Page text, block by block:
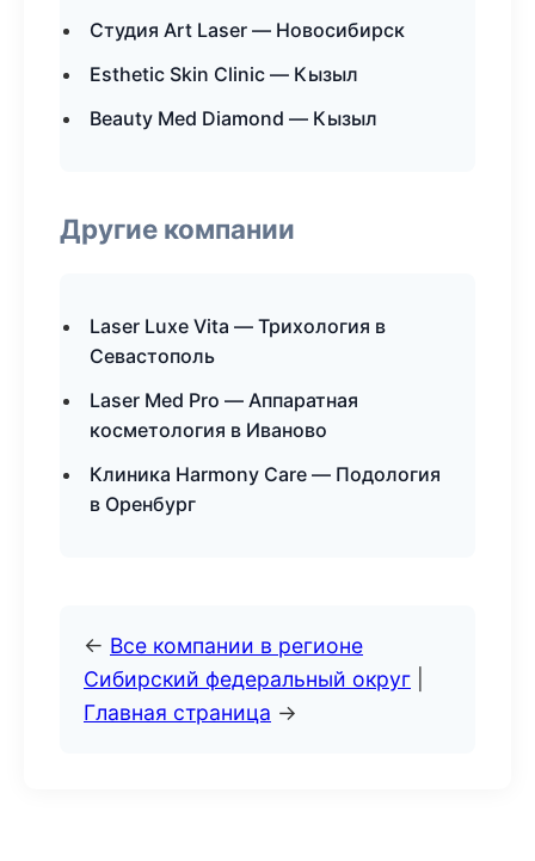
Студия Art Laser — Новосибирск
Esthetic Skin Clinic — Кызыл
Beauty Med Diamond — Кызыл
Другие компании
Laser Luxe Vita — Трихология в
Севастополь
Laser Med Pro — Аппаратная
косметология в Иваново
Клиника Harmony Care — Подология
в Оренбург
← Все компании в регионе
Сибирский федеральный округ
Главная страница →